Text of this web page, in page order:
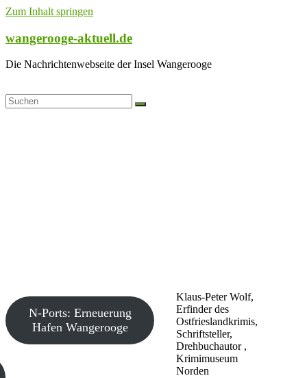
Zum Inhalt springen
wangerooge-aktuell.de
Die Nachrichtenwebseite der Insel Wangerooge
Klaus-Peter Wolf,
Erfinder des
Ostfrieslandkrimis,
Schriftsteller,
Drehbuchautor ,
Krimimuseum
Norden
N-Ports: Erneuerung
Hafen Wangerooge